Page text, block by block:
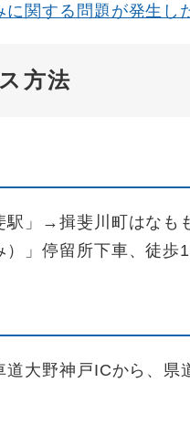
に関する問題が発生し
方法
駅」→揖斐川町はなも
）」停留所下車、徒歩
道大野神戸ICから、